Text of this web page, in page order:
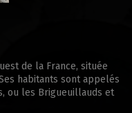
de la France, située
habitants sont appelés
ou les Brigueuillauds et